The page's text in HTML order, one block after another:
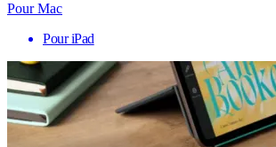
Pour Mac
Pour iPad